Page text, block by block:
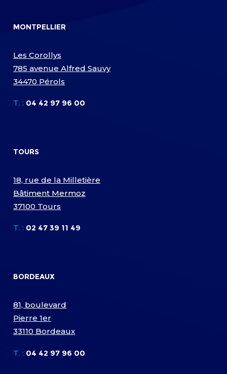
MONTPELLIER
Les Corollys
785 avenue Alfred Sauvy
34470 Pérols
T. : 04 42 97 96 00
TOURS
18, rue de la Milletière
Bâtiment Mermoz
37100 Tours
T. : 02 47 39 11 49
BORDEAUX
81, boulevard
Pierre 1er
33110 Bordeaux
T. : 04 42 97 96 00